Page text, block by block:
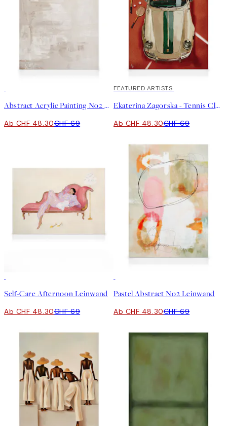
Abstract Acrylic Painting No2 Leinwand
Ab CHF 48.30CHF 69
30%*
FEATURED ARTISTS
Ekaterina Zagorska - Tennis Club Leinwand
Ab CHF 48.30CHF 69
Self-Care Afternoon Leinwand
Ab CHF 48.30CHF 69
Pastel Abstract No2 Leinwand
Ab CHF 48.30CHF 69